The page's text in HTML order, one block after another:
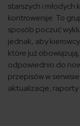
starszych i młodych
kontrowersje. To
sposób poczuć
jednak, aby
które już
odpowiednio do
przepisów w
aktualizacje, raporty